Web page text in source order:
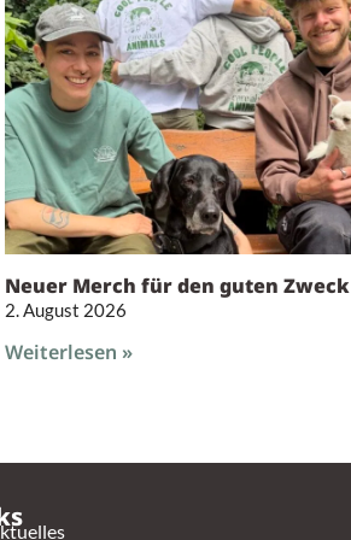
Neuer Merch für den guten Zweck
2. August 2026
Weiterlesen »